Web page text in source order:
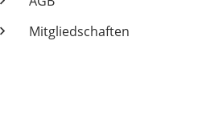
Mitgliedschaften